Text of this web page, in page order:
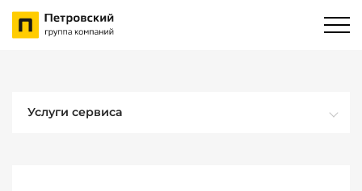
Услуги сервиса